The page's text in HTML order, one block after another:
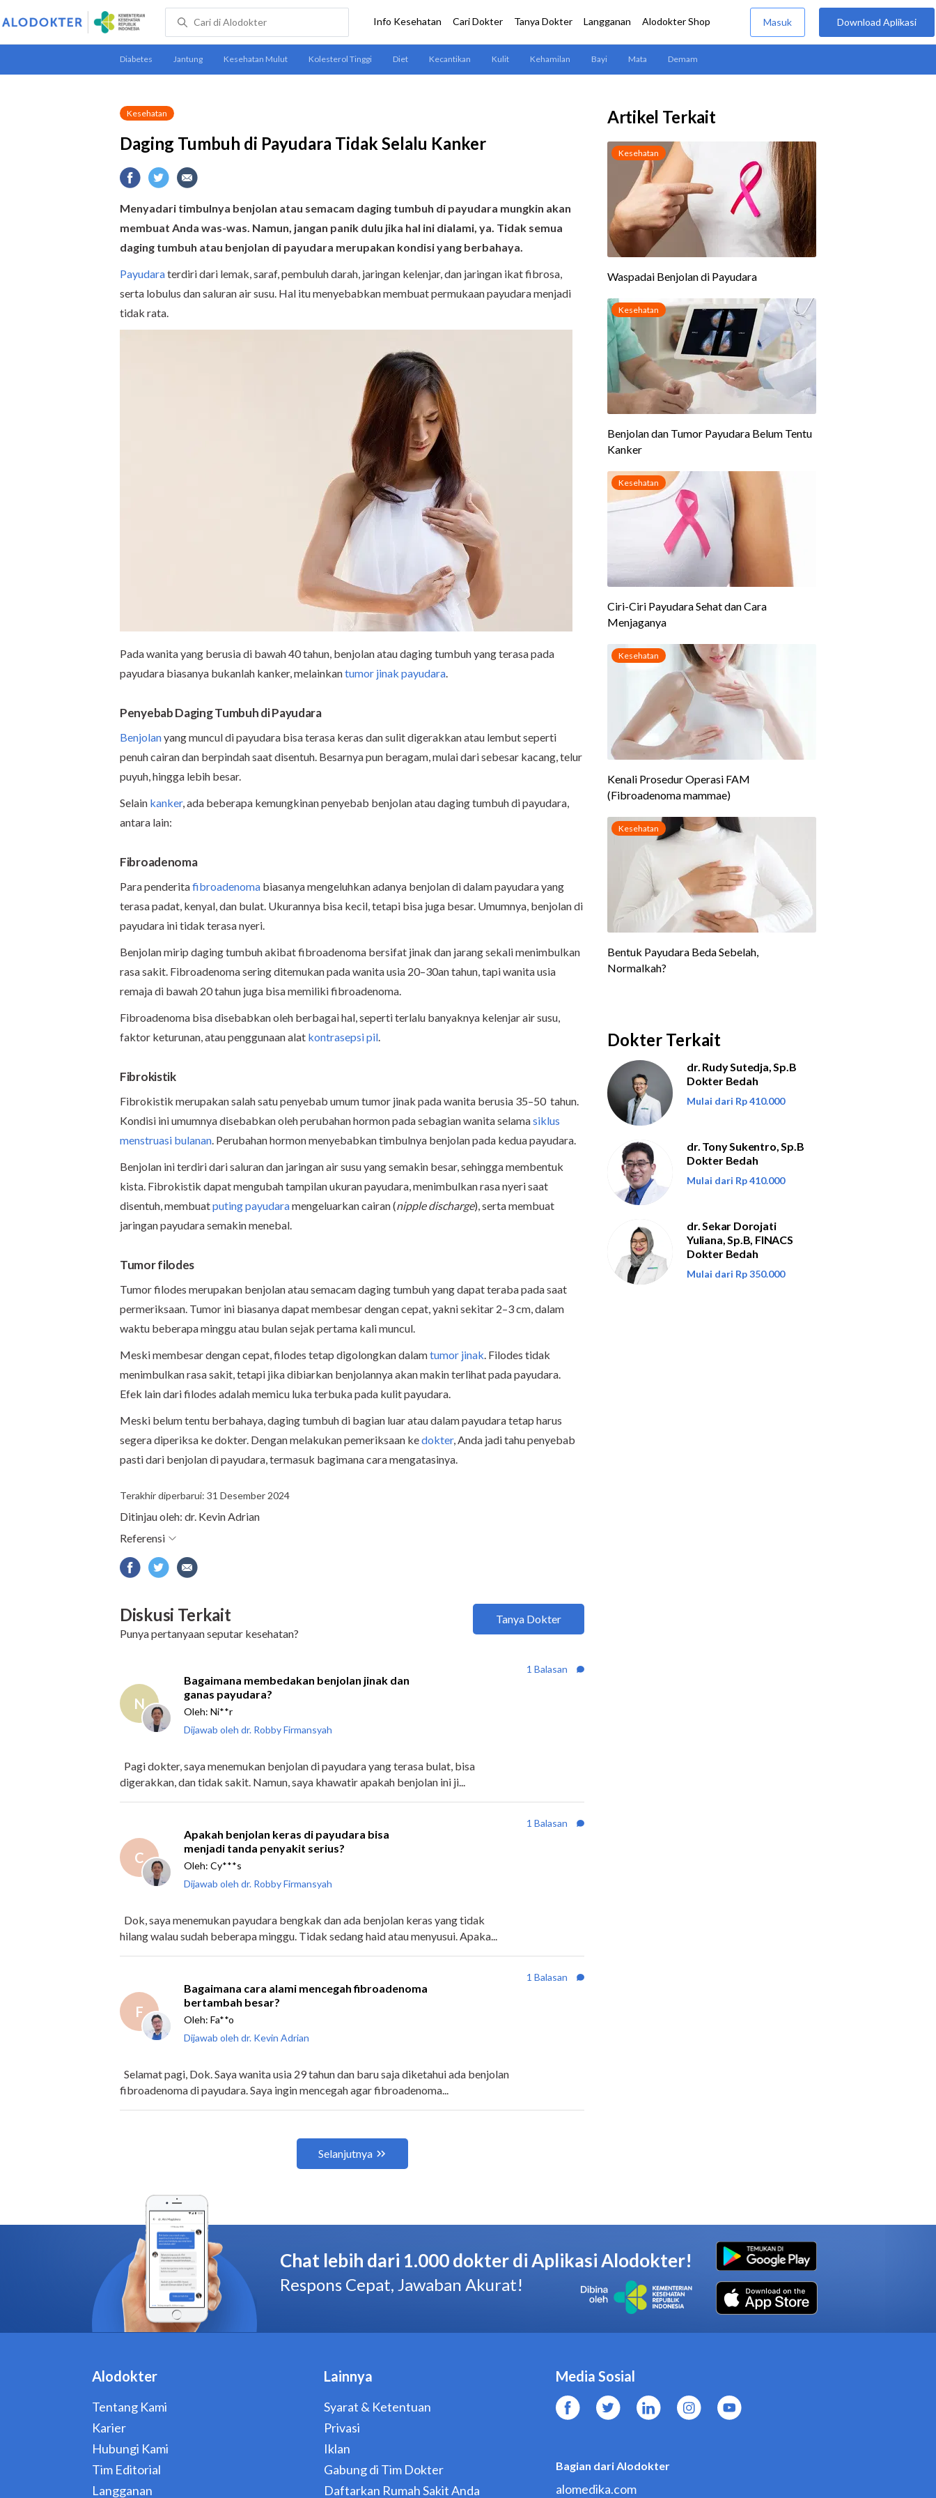
Kesehatan
Daging Tumbuh di Payudara Tidak Selalu Kanker
Menyadari timbulnya benjolan atau semacam daging tumbuh di payudara mungkin akan
membuat Anda was-was. Namun, jangan panik dulu jika hal ini dialami, ya. Tidak semua
daging tumbuh atau benjolan di payudara merupakan kondisi yang berbahaya.
Payudaraterdiri dari lemak, saraf, pembuluh darah, jaringan kelenjar, dan jaringan ikat fibrosa,
serta lobulus dan saluran air susu. Hal itu menyebabkan membuat permukaan payudara menjadi
tidak rata.
Pada wanita yang berusia di bawah 40 tahun, benjolan atau daging tumbuh yang terasa pada
payudara biasanya bukanlah kanker, melainkantumor jinak payudara.
Penyebab Daging Tumbuh di Payudara
Benjolanyang muncul di payudara bisa terasa keras dan sulit digerakkan atau lembut seperti
penuh cairan dan berpindah saat disentuh. Besarnya pun beragam, mulai dari sebesar kacang, telur
puyuh, hingga lebih besar.
Selain kanker, ada beberapa kemungkinan penyebab benjolan atau daging tumbuh di payudara,
antara lain:
Fibroadenoma
Para penderitafibroadenoma biasanya mengeluhkan adanya benjolan di dalam payudara yang
terasa padat, kenyal, dan bulat. Ukurannya bisa kecil, tetapi bisa juga besar. Umumnya, benjolan di
payudara ini tidak terasa nyeri.
Benjolan mirip daging tumbuh akibat fibroadenoma bersifat jinak dan jarang sekali menimbulkan
rasa sakit. Fibroadenoma sering ditemukan pada wanita usia 20–30an tahun, tapi wanita usia
remaja di bawah 20 tahun juga bisa memiliki fibroadenoma.
Fibroadenoma bisa disebabkan oleh berbagai hal, seperti terlalu banyaknya kelenjar air susu,
faktor keturunan, atau penggunaan alat kontrasepsi pil.
Fibrokistik
Fibrokistik merupakan salah satu penyebab umum tumor jinak pada wanita berusia 35–50 tahun.
Kondisi ini umumnya disebabkan oleh perubahan hormon pada sebagian wanita selamasiklus
menstruasi bulanan. Perubahan hormon menyebabkan timbulnya benjolan pada kedua payudara.
Benjolan ini terdiri dari saluran dan jaringan air susu yang semakin besar, sehingga membentuk
kista. Fibrokistik dapat mengubah tampilan ukuran payudara, menimbulkan rasa nyeri saat
disentuh, membuatputing payudaramengeluarkan cairan (nipple discharge), serta membuat
jaringan payudara semakin menebal.
Tumor filodes
Tumor filodes merupakan benjolan atau semacam daging tumbuh yang dapat teraba pada saat
permeriksaan. Tumor ini biasanya dapat membesar dengan cepat, yakni sekitar 2–3 cm, dalam
waktu beberapa minggu atau bulan sejak pertama kali muncul.
Meski membesar dengan cepat, filodes tetap digolongkan dalamtumor jinak. Filodes tidak
menimbulkan rasa sakit, tetapi jika dibiarkan benjolannya akan makin terlihat pada payudara.
Efek lain dari filodes adalah memicu luka terbuka pada kulit payudara.
Meski belum tentu berbahaya, daging tumbuh di bagian luar atau dalam payudara tetap harus
segera diperiksa ke dokter. Dengan melakukan pemeriksaan kedokter, Anda jadi tahu penyebab
pasti dari benjolan di payudara, termasuk bagimana cara mengatasinya.
Terakhir diperbarui: 31 Desember 2024
Artikel Terkait
Dokter Terkait